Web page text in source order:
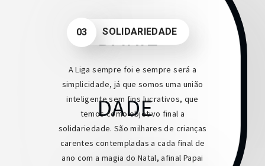
03 SOLIDARIEDADE
A Liga sempre foi e sempre será a
simplicidade, já que somos uma união
inteligente sem fins lucrativos, que
temos como objetivo final a
solidariedade. São milhares de crianças
carentes contempladas a cada final de
ano com a magia do Natal, afinal Papai